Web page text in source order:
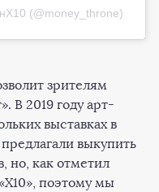
(@money_throne)
зрителям
В 2019 году арт-
выставках в
выкупить
но, как отметил
поэтому мы